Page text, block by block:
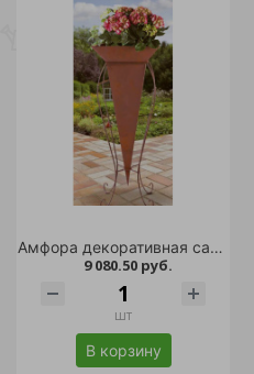
Амфора декоративная садовая АНТИК h-100см /1
9 080.50 руб.
шт
В корзину